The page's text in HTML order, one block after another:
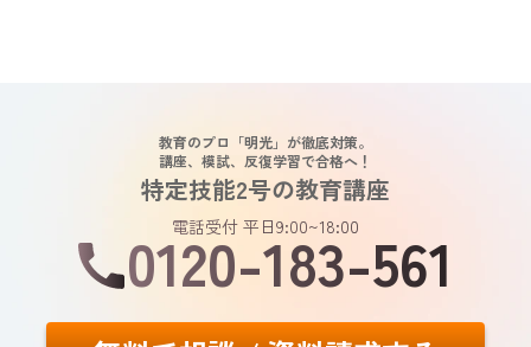
教育のプロ「明光」が徹底対策。
講座、模試、反復学習で合格へ！
特定技能2号の教育講座
電話受付 平日9:00~18:00
0120-183-561